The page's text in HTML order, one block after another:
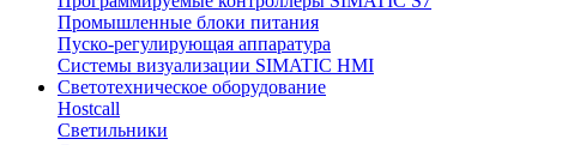
Промышленные блоки питания
Пуско-регулирующая аппаратура
Системы визуализации SIMATIC HMI
Светотехническое оборудование
Hostcall
Светильники